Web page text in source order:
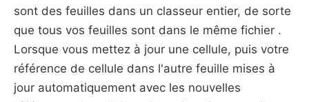
sont des feuilles dans un classeur entier, de sorte
que tous vos feuilles sont dans le même fichier .
Lorsque vous mettez à jour une cellule, puis votre
référence de cellule dans l'autre feuille mises à
jour automatiquement avec les nouvelles